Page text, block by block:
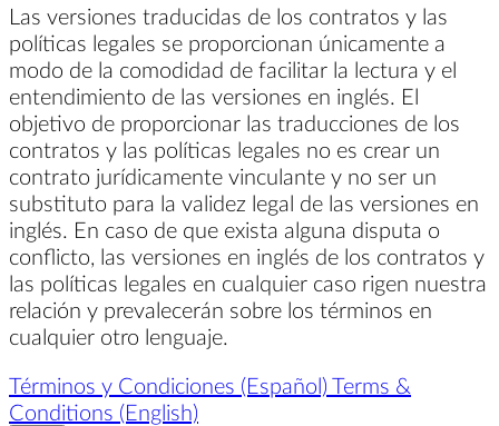
Las versiones traducidas de los contratos y las
políticas legales se proporcionan únicamente a
modo de la comodidad de facilitar la lectura y el
entendimiento de las versiones en inglés. El
objetivo de proporcionar las traducciones de los
contratos y las políticas legales no es crear un
contrato jurídicamente vinculante y no ser un
substituto para la validez legal de las versiones en
inglés. En caso de que exista alguna disputa o
conflicto, las versiones en inglés de los contratos y
las políticas legales en cualquier caso rigen nuestra
relación y prevalecerán sobre los términos en
cualquier otro lenguaje.
Términos y Condiciones (Español) Terms &
Conditions (English)